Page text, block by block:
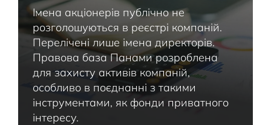
Імена акціонерів публічно не
розголошуються в реєстрі компаній.
Перелічені лише імена директорів.
Правова база Панами розроблена
для захисту активів компаній,
особливо в поєднанні з такими
інструментами, як фонди приватного
інтересу.